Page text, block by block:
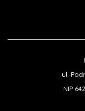
ul.
NIP